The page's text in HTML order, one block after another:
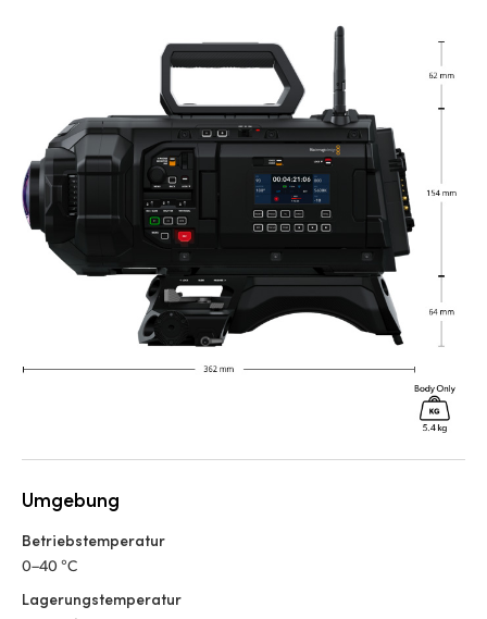
Umgebung
Betriebstemperatur
0–40 °C
Lagerungstemperatur